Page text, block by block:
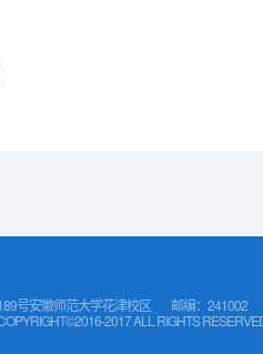
号安徽师范大学花津校区 邮编：241002
2017 ALL RIGHTS